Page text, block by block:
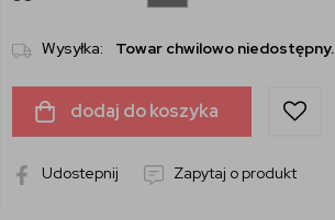
Wysyłka: Towar chwilowo niedostępny.
dodaj do koszyka
Udostepnij Zapytaj o produkt